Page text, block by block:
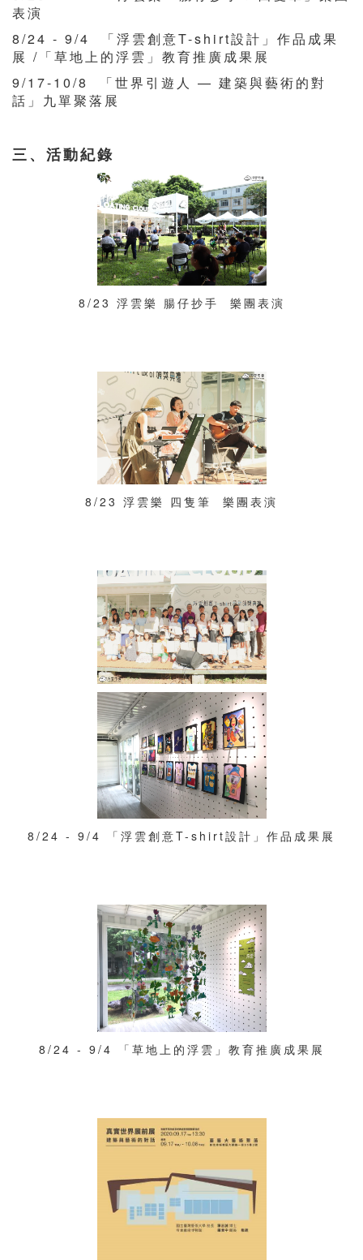
表演
8/24 - 9/4 「浮雲創意T-shirt設計」作品成果
展 /「草地上的浮雲」教育推廣成果展
9/17-10/8 「世界引遊人 — 建築與藝術的對
話」九單聚落展
三、活動紀錄
8/23 浮雲樂 腸仔抄手 樂團表演
8/23 浮雲樂 四隻筆 樂團表演
8/24 - 9/4 「浮雲創意T-shirt設計」作品成果展
8/24 - 9/4 「草地上的浮雲」教育推廣成果展